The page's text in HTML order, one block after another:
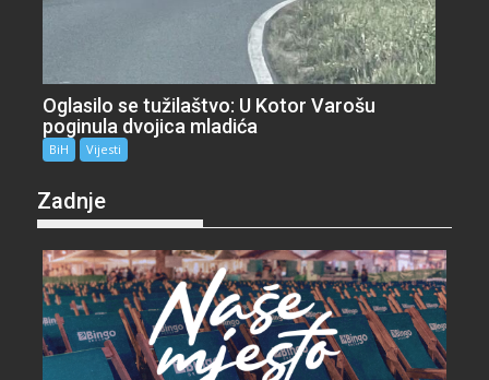
Oglasilo se tužilaštvo: U Kotor Varošu
poginula dvojica mladića
BiH Vijesti
Zadnje